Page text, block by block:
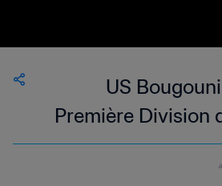
US
Première Division